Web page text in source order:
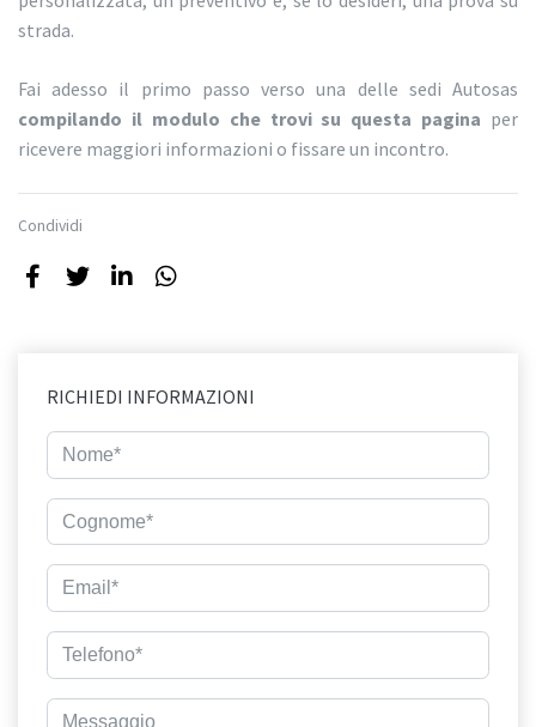
strada.
Fai adesso il primo passo verso una delle sedi Autosas
compilando il modulo che trovi su questa pagina per
ricevere maggiori informazioni o fissare un incontro.
Condividi
RICHIEDI INFORMAZIONI